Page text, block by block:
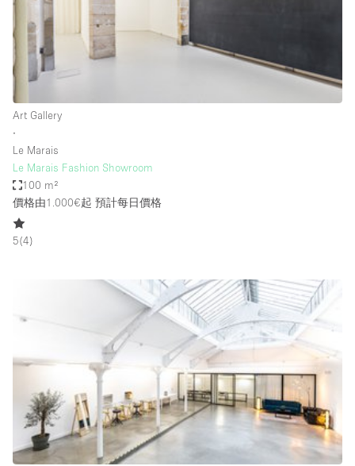
Handicap Accessible
Haussmann Style
Heating
Industrial
Kitchen
Large Door Entrance
Lighting
Multiple Rooms
Office Equipment
Private Parking
Rooftop / Terrace
Security System
Smoking Area
Art Gallery
∙
Le Marais
Le Marais Fashion Showroom
100 m²
價格由1.000€起 預計每日價格
5(4)